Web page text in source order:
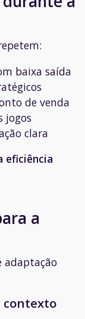
baixa saída
de venda
jogos
clara
eficiência
a
adaptação
contexto